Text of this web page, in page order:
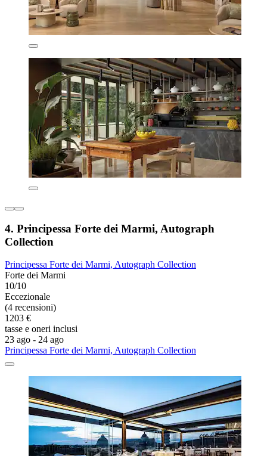
4. Principessa Forte dei Marmi, Autograph
Collection
Principessa Forte dei Marmi, Autograph Collection
Forte dei Marmi
10/10
Eccezionale
(4 recensioni)
1203 €
tasse e oneri inclusi
23 ago - 24 ago
Principessa Forte dei Marmi, Autograph Collection